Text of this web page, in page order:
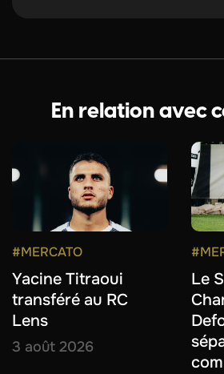
En relation avec
#MERCATO
Yacine Titraoui
transféré au RC
Lens
3 août 2026
Le